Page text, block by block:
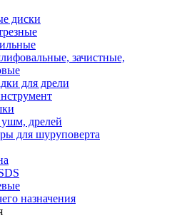
диски
зачистные,
для дрели
дрелей
для шуруповерта
назначения